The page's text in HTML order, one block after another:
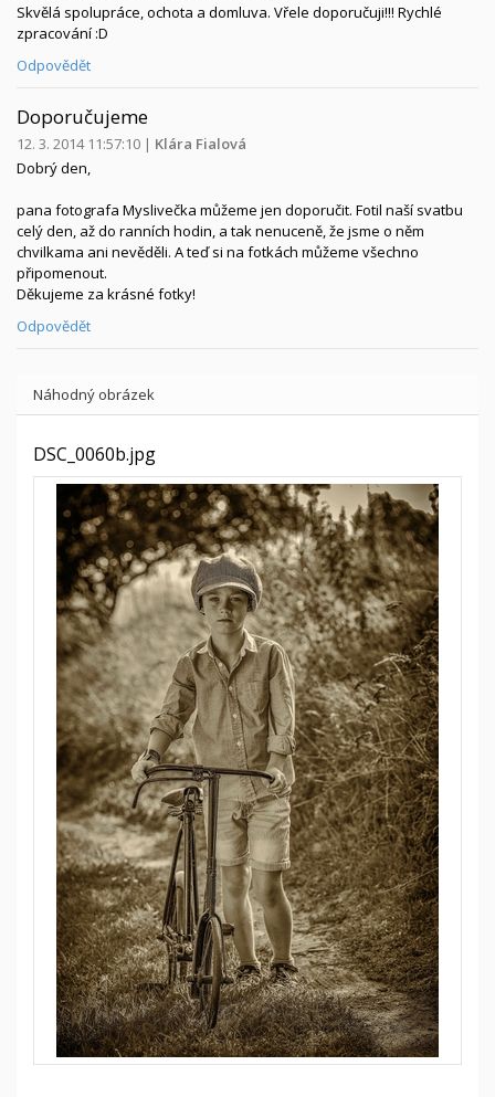
Skvělá spolupráce, ochota a domluva. Vřele doporučuji!!! Rychlé
zpracování :D
Odpovědět
Doporučujeme
12. 3. 2014 11:57:10 | Klára Fialová
Dobrý den,
pana fotografa Myslivečka můžeme jen doporučit. Fotil naší svatbu
celý den, až do ranních hodin, a tak nenuceně, že jsme o něm
chvilkama ani nevěděli. A teď si na fotkách můžeme všechno
připomenout.
Děkujeme za krásné fotky!
Odpovědět
Náhodný obrázek
DSC_0060b.jpg